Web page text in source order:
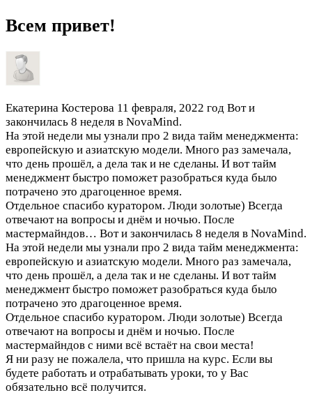
Всем привет!
Екатерина Костерова 11 февраля, 2022 год Вот и
закончилась 8 неделя в NovaMind.
На этой недели мы узнали про 2 вида тайм менеджмента:
европейскую и азиатскую модели. Много раз замечала,
что день прошёл, а дела так и не сделаны. И вот тайм
менеджмент быстро поможет разобраться куда было
потрачено это драгоценное время.
Отдельное спасибо куратором. Люди золотые) Всегда
отвечают на вопросы и днём и ночью. После
мастермайндов… Вот и закончилась 8 неделя в NovaMind.
На этой недели мы узнали про 2 вида тайм менеджмента:
европейскую и азиатскую модели. Много раз замечала,
что день прошёл, а дела так и не сделаны. И вот тайм
менеджмент быстро поможет разобраться куда было
потрачено это драгоценное время.
Отдельное спасибо куратором. Люди золотые) Всегда
отвечают на вопросы и днём и ночью. После
мастермайндов с ними всё встаёт на свои места!
Я ни разу не пожалела, что пришла на курс. Если вы
будете работать и отрабатывать уроки, то у Вас
обязательно всё получится.